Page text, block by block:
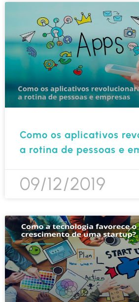
Como os aplicativos
a rotina de pessoas e
09/12/2019